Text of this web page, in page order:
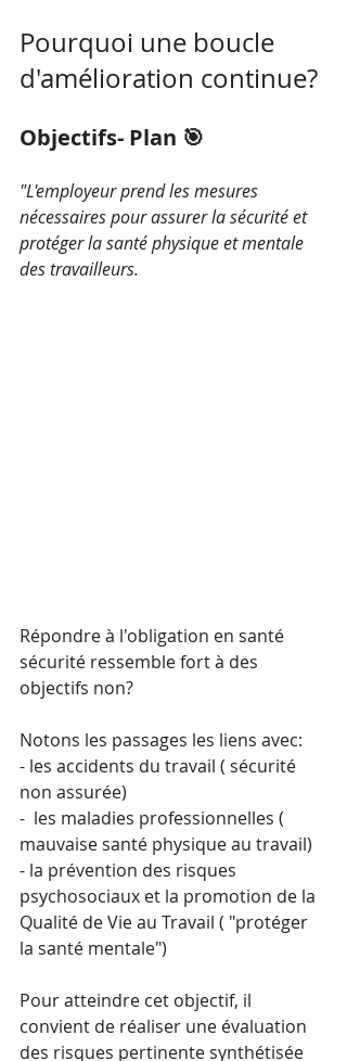
Pourquoi une boucle
d'amélioration continue?
Objectifs- Plan 🎯
"L'employeur prend les mesures
nécessaires pour assurer la sécurité et
protéger la santé physique et mentale
des travailleurs.
Répondre à l'obligation en santé
sécurité ressemble fort à des
objectifs non?
Notons les passages les liens avec:
- les accidents du travail ( sécurité
non assurée)
-  les maladies professionnelles (
mauvaise santé physique au travail)
- la prévention des risques
psychosociaux et la promotion de la
Qualité de Vie au Travail ( "protéger
la santé mentale")
Pour atteindre cet objectif, il
convient de réaliser une évaluation
des risques pertinente synthétisée